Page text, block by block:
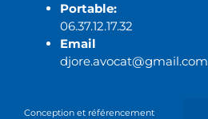
Portable:
06.37.12.17.32
Email
djore.avocat@gmail.com
Conception et référencement